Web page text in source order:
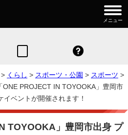
メニュー
> くらし > スポーツ・公園 > スポーツ >
ONE PROJECT IN TOYOOKA」豊岡市
ベントが開催されます！
TOYOOKA」豊岡市出身 プ